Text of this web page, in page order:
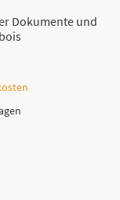
Dokumente und